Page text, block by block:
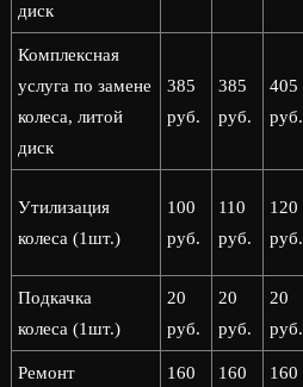
диск
Комплексная
услуга по замене
колеса, литой
диск
385
руб.
385
руб.
405
руб.
Утилизация
колеса (1шт.)
100
руб.
110
руб.
120
руб.
Подкачка
колеса (1шт.)
20
руб.
20
руб.
20
руб.
Ремонт
160
160
160